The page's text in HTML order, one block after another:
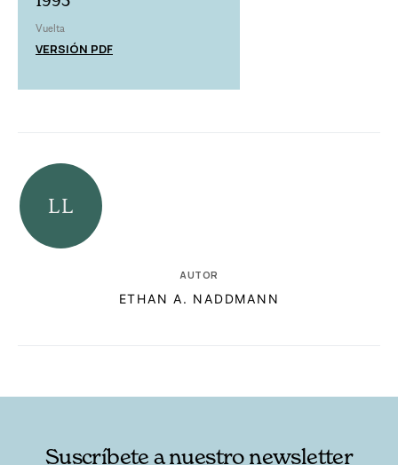
Vuelta
VERSIÓN PDF
AUTOR
ETHAN A. NADDMANN
Suscríbete a nuestro newsletter